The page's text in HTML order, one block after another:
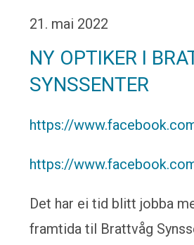
21. mai 2022
NY OPTIKER I
SYNSSENTER
https://
https://
Det har ei tid blitt jobba
framtida til Brattvåg